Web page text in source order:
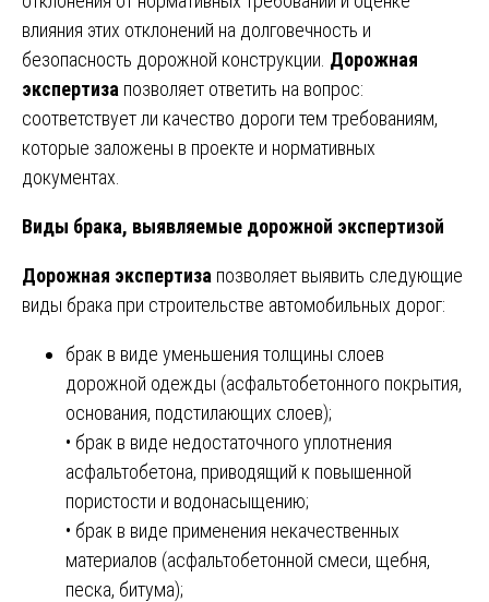
влияния этих отклонений на долговечность и
безопасность дорожной конструкции. Дорожная
экспертиза позволяет ответить на вопрос:
соответствует ли качество дороги тем требованиям,
которые заложены в проекте и нормативных
документах.
Виды брака, выявляемые дорожной экспертизой
Дорожная экспертиза позволяет выявить следующие
виды брака при строительстве автомобильных дорог:
брак в виде уменьшения толщины слоев
дорожной одежды (асфальтобетонного покрытия,
основания, подстилающих слоев);
• брак в виде недостаточного уплотнения
асфальтобетона, приводящий к повышенной
пористости и водонасыщению;
• брак в виде применения некачественных
материалов (асфальтобетонной смеси, щебня,
песка, битума);